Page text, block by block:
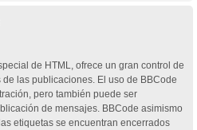
de HTML, ofrece un gran control de
las publicaciones. El uso de BBCode
pero también puede ser
de mensajes. BBCode asimismo
etiquetas se encuentran encerrados